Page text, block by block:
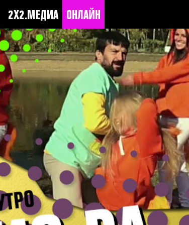
2Х2.МЕДИА ОНЛАЙН